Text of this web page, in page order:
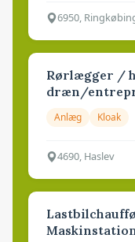
6950,
Rørlægger /
dræn/
Anlæg Kloak
4690, Haslev